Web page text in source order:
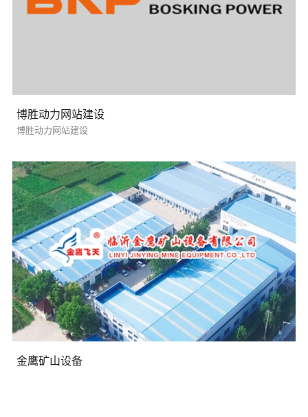
博胜动力网站建设
博胜动力网站建设
金鹰矿山设备
您的预算 1万以内 1万-3万 3万-5万